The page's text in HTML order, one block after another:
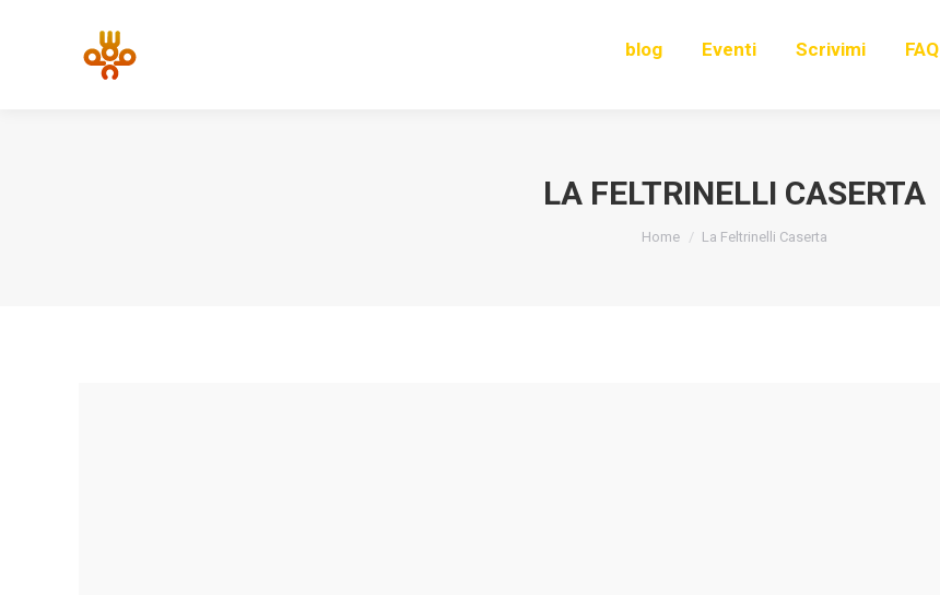
blog Eventi Scrivimi FAQ
LA FELTRINELLI CASERTA
You are here:
Home La Feltrinelli Caserta